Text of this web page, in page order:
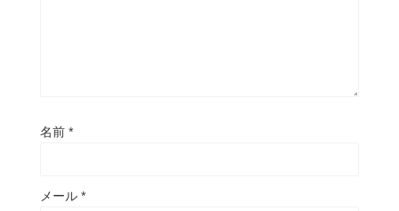
名前 *
メール *